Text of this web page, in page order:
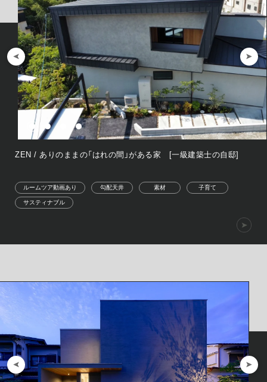
ZEN / ありのままの「はれの間」がある家 [一級建築士の自邸]
ルームツア動画あり 勾配天井 素材 子育て
サスティナブル